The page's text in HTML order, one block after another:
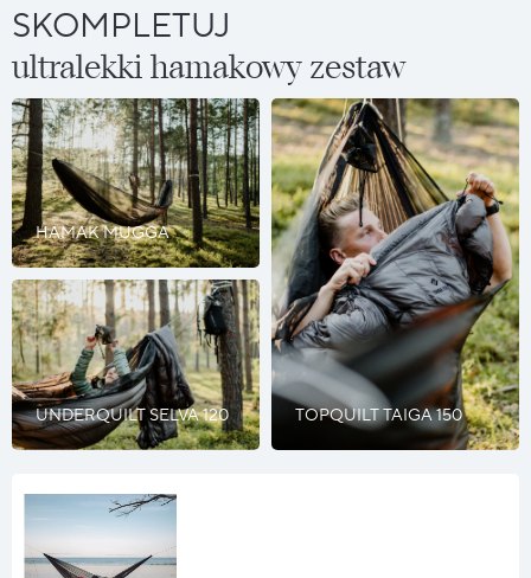
SKOMPLETUJ
ultralekki hamakowy zestaw
HAMAK MUGGA
TOPQUILT TAIGA 150
UNDERQUILT SELVA 120